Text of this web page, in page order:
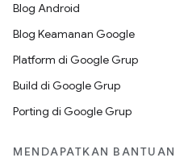
Blog Android
Blog Keamanan Google
Platform di Google Grup
Build di Google Grup
Porting di Google Grup
MENDAPATKAN BANTUAN